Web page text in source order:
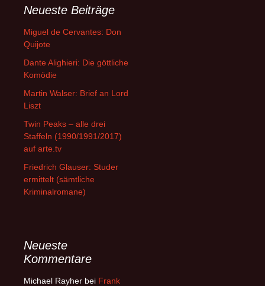
Neueste Beiträge
Miguel de Cervantes: Don
Quijote
Dante Alighieri: Die göttliche
Komödie
Martin Walser: Brief an Lord
Liszt
Twin Peaks – alle drei
Staffeln (1990/1991/2017)
auf arte.tv
Friedrich Glauser: Studer
ermittelt (sämtliche
Kriminalromane)
Neueste
Kommentare
Michael Rayher bei Frank